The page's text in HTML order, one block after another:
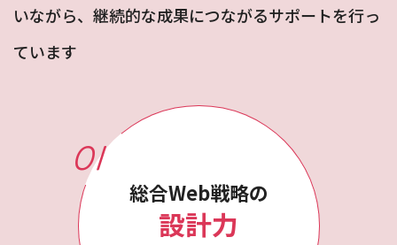
いながら、継続的な成果につながるサポートを行っ
ています
01
総合Web戦略の
設計力